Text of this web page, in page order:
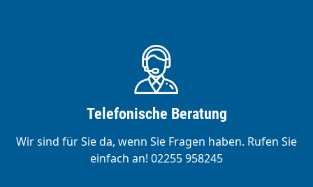
Telefonische Beratung
Wir sind für Sie da, wenn Sie Fragen haben. Rufen Sie
einfach an! 02255 958245